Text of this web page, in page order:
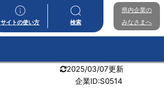
サイトの使い方 検索
県内企業の
みなさまへ
2025/03/07更新
企業ID:S0514